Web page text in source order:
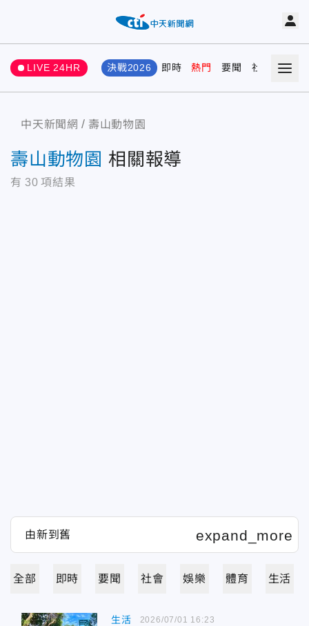
LIVE 24HR 決戰2026 即時 熱門 要聞 社會 娛樂
中天新聞網 壽山動物園
壽山動物園 相關報導
有 30 項結果
全部 即時 要聞 社會 娛樂 體育 生活
生活 2026/07/01 16:23